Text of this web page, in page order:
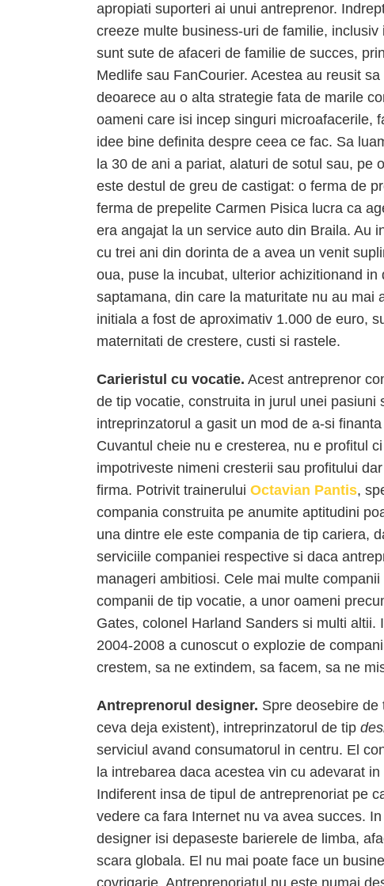
apropiati suporteri ai unui antreprenor.
creeze multe business-uri de familie,
sunt sute de afaceri de familie de succes,
Medlife sau FanCourier. Acestea au reusit
deoarece au o alta strategie fata de marile
oameni care isi incep singuri microafacerile,
idee bine definita despre ceea ce fac. Sa
la 30 de ani a pariat, alaturi de sotul sau, pe
este destul de greu de castigat: o ferma de
ferma de prepelite Carmen Pisica lucra ca
era angajat la un service auto din Braila. Au
cu trei ani din dorinta de a avea un venit
oua, puse la incubat, ulterior achizitionand
saptamana, din care la maturitate nu au mai
initiala a fost de aproximativ 1.000 de euro,
maternitati de crestere, custi si rastele.
Carieristul cu vocatie. Acest antreprenor
de tip vocatie, construita in jurul unei pasiuni
intreprinzatorul a gasit un mod de a-si
Cuvantul cheie nu e cresterea, nu e profitul
impotriveste nimeni cresterii sau profitului
firma. Potrivit trainerului Octavian Pantis,
compania construita pe anumite aptitudini
una dintre ele este compania de tip cariera,
serviciile companiei respective si daca
manageri ambitiosi. Cele mai multe
companii de tip vocatie, a unor oameni
Gates, colonel Harland Sanders si multi
2004-2008 a cunoscut o explozie de
crestem, sa ne extindem, sa facem, sa ne
Antreprenorul designer. Spre deosebire de
ceva deja existent), intreprinzatorul de tip
serviciul avand consumatorul in centru. El
la intrebarea daca acestea vin cu adevarat
Indiferent insa de tipul de antreprenoriat pe
vedere ca fara Internet nu va avea succes.
designer isi depaseste barierele de limba,
scara globala. El nu mai poate face un
covrigarie. Antreprenoriatul nu este numai